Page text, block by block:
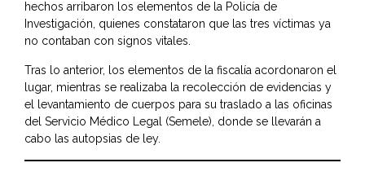
hechos arribaron los elementos de la Policía de
Investigación, quienes constataron que las tres víctimas ya
no contaban con signos vitales.
Tras lo anterior, los elementos de la fiscalía acordonaron el
lugar, mientras se realizaba la recolección de evidencias y
el levantamiento de cuerpos para su traslado a las oficinas
del Servicio Médico Legal (Semele), donde se llevarán a
cabo las autopsias de ley.